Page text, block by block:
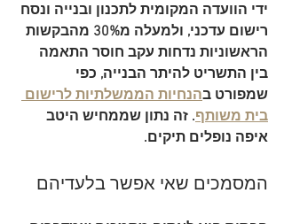
ידי הוועדה המקומית לתכנון ובנייה ונסח
רישום עדכני, ולמעלה מ
30% מהבקשות
הראשוניות נדחות עקב חוסר התאמה
בין התשריט להיתר הבנייה, כפי
שמפורט בהנחיות הממשלתיות לרישום
בית משותף. זה נתון שממחיש היטב
איפה נופלים תיקים.
המסמכים שאי אפשר בלעדיהם